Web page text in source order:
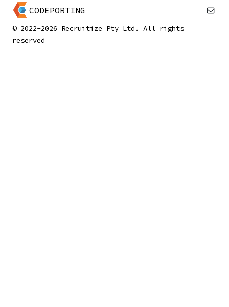
CODEPORTING
© 2022-2026 Recruitize Pty Ltd. All rights
reserved